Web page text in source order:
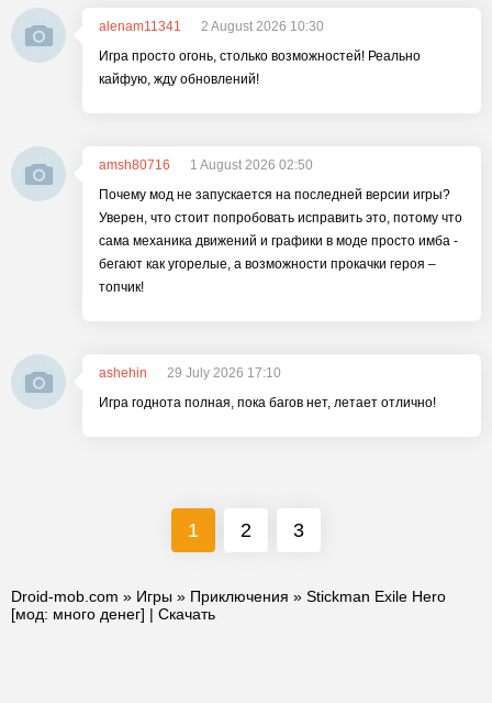
alenam11341
2 August 2026 10:30
Игра просто огонь, столько возможностей! Реально
кайфую, жду обновлений!
amsh80716
1 August 2026 02:50
Почему мод не запускается на последней версии игры?
Уверен, что стоит попробовать исправить это, потому что
сама механика движений и графики в моде просто имба -
бегают как угорелые, а возможности прокачки героя –
топчик!
ashehin
29 July 2026 17:10
Игра годнота полная, пока багов нет, летает отлично!
1 2 3
Droid-mob.com » Игры » Приключения » Stickman Exile Hero
[мод: много денег] | Скачать